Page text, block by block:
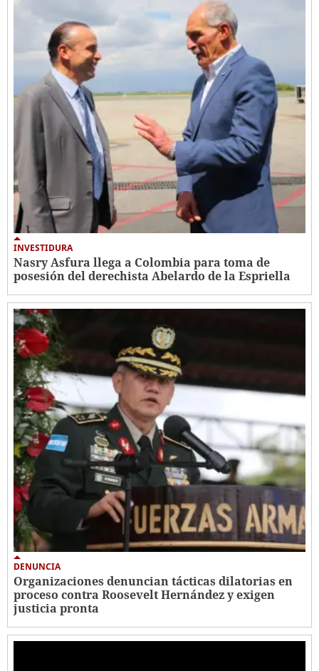
INVESTIDURA
Nasry Asfura llega a Colombia para toma de
posesión del derechista Abelardo de la Espriella
DENUNCIA
Organizaciones denuncian tácticas dilatorias en
proceso contra Roosevelt Hernández y exigen
justicia pronta